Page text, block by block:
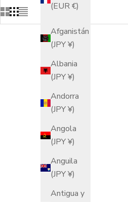
(EUR €)
Afganistán
(JPY ¥)
Albania
(JPY ¥)
Andorra
(JPY ¥)
Angola
(JPY ¥)
Anguila
(JPY ¥)
Antigua y